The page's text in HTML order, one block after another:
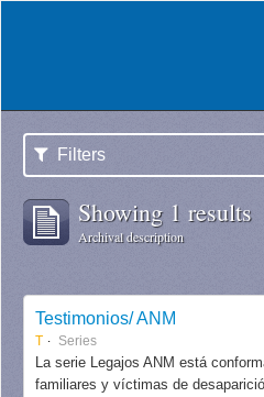
Filters
Showing 1 results
Archival description
Testimonios/ ANM
T Series
La serie Legajos ANM está
familiares y víctimas de